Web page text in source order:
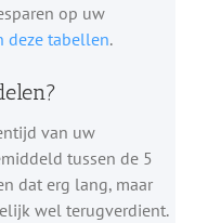
op uw
deze tabellen.
van uw
tussen de 5
dat erg lang, maar
wel terugverdient.